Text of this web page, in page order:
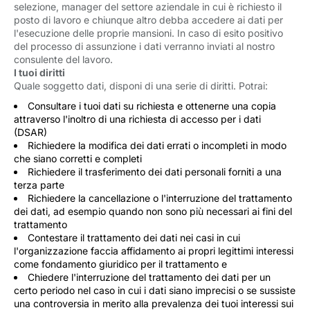
selezione, manager del settore aziendale in cui è richiesto il
posto di lavoro e chiunque altro debba accedere ai dati per
l'esecuzione delle proprie mansioni. In caso di esito positivo
del processo di assunzione i dati verranno inviati al nostro
consulente del lavoro.
I tuoi diritti
Quale soggetto dati, disponi di una serie di diritti. Potrai:
Consultare i tuoi dati su richiesta e ottenerne una copia
attraverso l'inoltro di una richiesta di accesso per i dati
(DSAR)
Richiedere la modifica dei dati errati o incompleti in modo
che siano corretti e completi
Richiedere il trasferimento dei dati personali forniti a una
terza parte
Richiedere la cancellazione o l'interruzione del trattamento
dei dati, ad esempio quando non sono più necessari ai fini del
trattamento
Contestare il trattamento dei dati nei casi in cui
l'organizzazione faccia affidamento ai propri legittimi interessi
come fondamento giuridico per il trattamento e
Chiedere l'interruzione del trattamento dei dati per un
certo periodo nel caso in cui i dati siano imprecisi o se sussiste
una controversia in merito alla prevalenza dei tuoi interessi sui